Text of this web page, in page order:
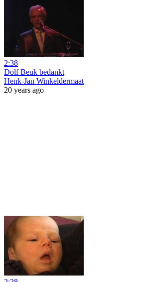
2:38
Dolf Beuk bedankt
Henk-Jan Winkeldermaat
20 years ago